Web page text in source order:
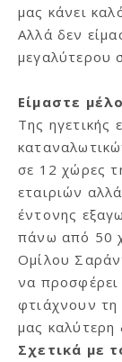
μας κάνει
Αλλά δεν
μεγαλύτερου
Είμαστε
Tης ηγετικής
σε 12 χώρες
εταιριών
έντονης
πάνω από 50
Ομίλου
να προσφέρει
φτιάχνουν τη
μας καλύτερη
Σχετικά με